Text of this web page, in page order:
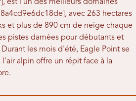
est l'un des meilleurs domaines
avec 263 hectares
et plus de 890 cm de neige chaque
pistes damées pour débutants et
les mois d'été, Eagle Point se
alpin offre un répit face à la